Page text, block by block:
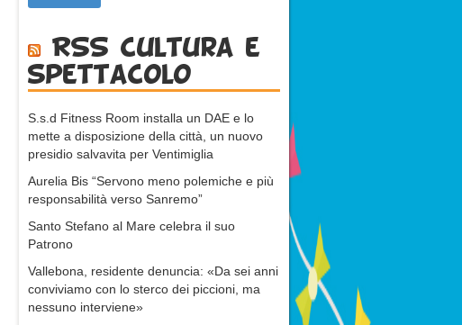
RSS cultura e
spettacolo
S.s.d Fitness Room installa un DAE e lo
mette a disposizione della città, un nuovo
presidio salvavita per Ventimiglia
Aurelia Bis “Servono meno polemiche e più
responsabilità verso Sanremo”
Santo Stefano al Mare celebra il suo
Patrono
Vallebona, residente denuncia: «Da sei anni
conviviamo con lo sterco dei piccioni, ma
nessuno interviene»